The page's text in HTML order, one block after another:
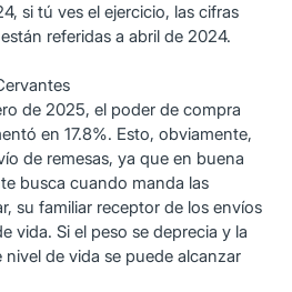
si tú ves el ejercicio, las cifras
referidas a abril de 2024.
de 2025, el poder de compra
en 17.8%. Esto, obviamente,
de remesas, ya que en buena
busca cuando manda las
su familiar receptor de los envíos
vida. Si el peso se deprecia y la
de vida se puede alcanzar